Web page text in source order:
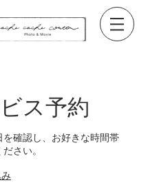
ス予約
を確認し、お好きな時間帯
さい。